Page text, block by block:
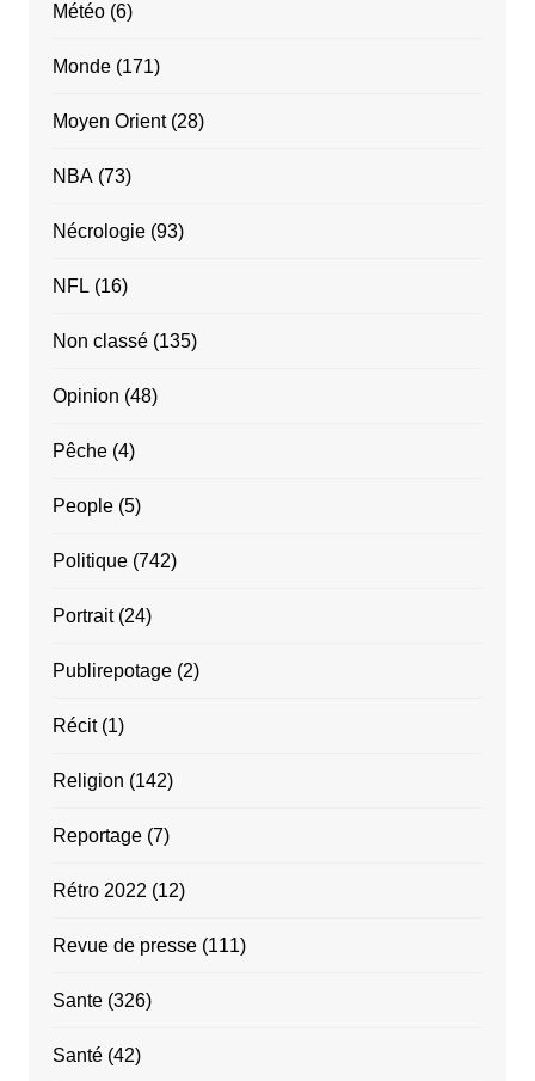
Météo(6)
Monde(171)
Moyen Orient(28)
NBA(73)
Nécrologie(93)
NFL (16)
Non classé(135)
Opinion (48)
Pêche(4)
People(5)
Politique(742)
Portrait(24)
Publirepotage(2)
Récit(1)
Religion (142)
Reportage(7)
Rétro 2022 (12)
Revue de presse(111)
Sante(326)
Santé(42)